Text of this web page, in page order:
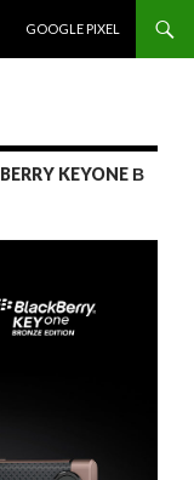
GOOGLE PIXEL
KEYONE В